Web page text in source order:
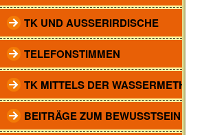
TK UND AUSSERIRDISCHE
TELEFONSTIMMEN
TK MITTELS DER WASSERMETHODE
BEITRÄGE ZUM BEWUSSTSEIN